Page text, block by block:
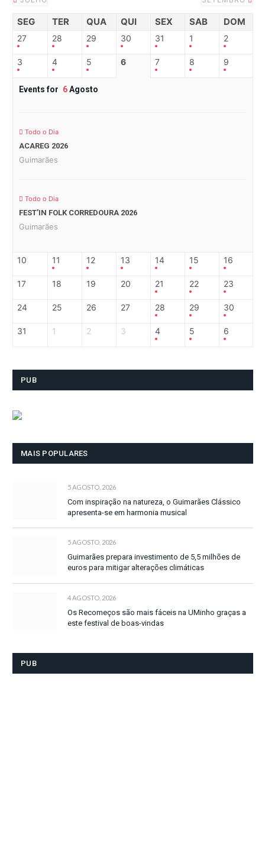
SEG TER QUA QUI SEX SAB DOM
27 28 29 30 31 1 2
3 4 5 6 7 8 9
Events for 6Agosto
Todo o Dia
ACAREG 2026
Guimarães
Todo o Dia
FEST’IN FOLK CORREDOURA 2026
Guimarães
10 11 12 13 14 15 16
17 18 19 20 21 22 23
24 25 26 27 28 29 30
31 1 2 3 4 5 6
PUB
MAIS POPULARES
5 AGOSTO, 2026
Com inspiração na natureza, o Guimarães Clássico
apresenta-se em harmonia musical
5 AGOSTO, 2026
Guimarães prepara investimento de 5,5 milhões de
euros para mitigar alterações climáticas
4 AGOSTO, 2026
Os Recomeços são mais fáceis na UMinho graças a
este festival de boas-vindas
PUB